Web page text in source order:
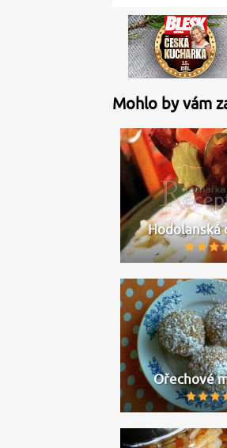
Mohlo by vám
Hodolanská
Ořechové